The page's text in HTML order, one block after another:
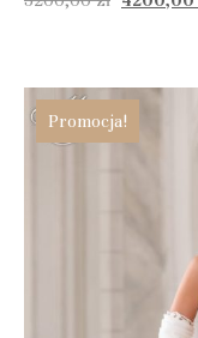
Promocja!